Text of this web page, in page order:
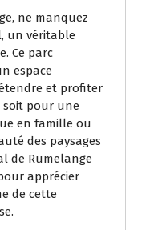
ne manquez
un véritable
Ce parc
espace
et profiter
soit pour une
en famille ou
des paysages
de Rumelange
apprécier
de cette